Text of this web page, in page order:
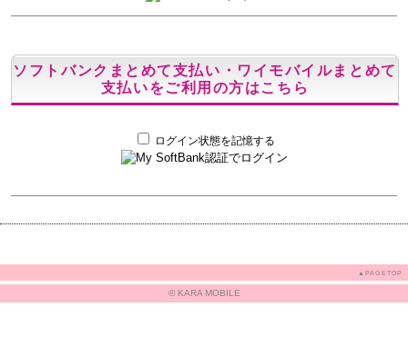
ソフトバンクまとめて支払い・ワイモバイルまとめて
支払いをご利用の方はこちら
ログイン状態を記憶する
▲PAGETOP
© KARA MOBILE